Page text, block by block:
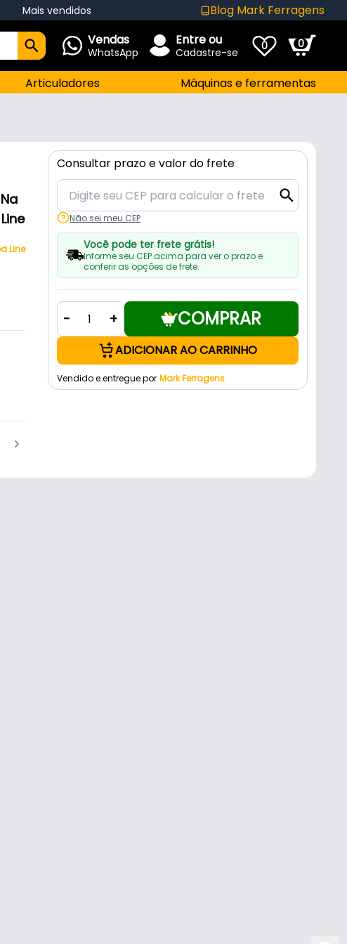
Mais vendidos Blog Mark Ferragens
Vendas
WhatsApp
Entre ou
Cadastre-se 0 0
Articuladores Máquinas e ferramentas
Line
Consultar prazo e valor do frete
Não sei meu CEP
Você pode ter frete grátis!
Informe seu CEP acima para ver o prazo e
conferir as opções de frete.
- + COMPRAR
ADICIONAR AO CARRINHO
Vendido e entregue por Mark Ferragens